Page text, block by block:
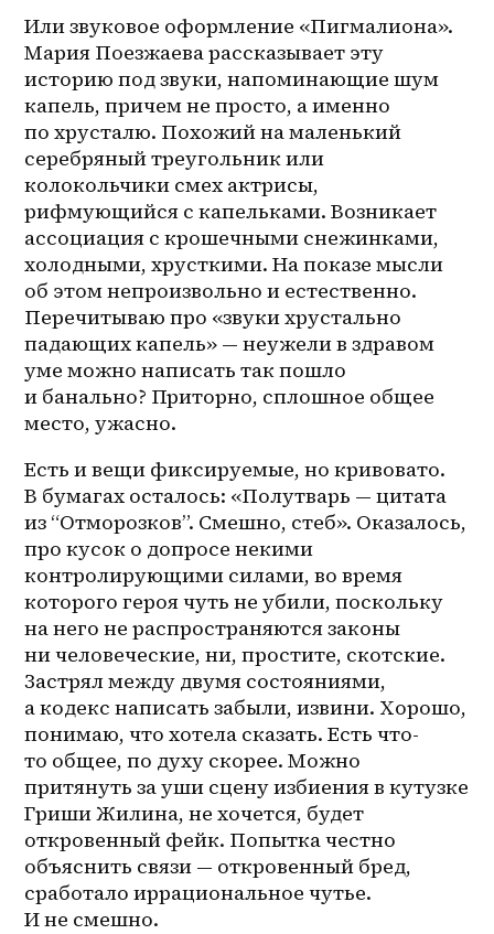
Или звуковое оформление «Пигмалиона».
Мария Поезжаева рассказывает эту
историю под звуки, напоминающие шум
капель, причем не просто, а именно
по хрусталю. Похожий на маленький
серебряный треугольник или
колокольчики смех актрисы,
рифмующийся с капельками. Возникает
ассоциация с крошечными снежинками,
холодными, хрусткими. На показе мысли
об этом непроизвольно и естественно.
Перечитываю про «звуки хрустально
падающих капель» — неужели в здравом
уме можно написать так пошло
и банально? Приторно, сплошное общее
место, ужасно.
Есть и вещи фиксируемые, но кривовато.
В бумагах осталось: «Полутварь — цитата
из “Отморозков”. Смешно, стеб». Оказалось,
про кусок о допросе некими
контролирующими силами, во время
которого героя чуть не убили, поскольку
на него не распространяются законы
ни человеческие, ни, простите, скотские.
Застрял между двумя состояниями,
а кодекс написать забыли, извини. Хорошо,
понимаю, что хотела сказать. Есть что-
то общее, по духу скорее. Можно
притянуть за уши сцену избиения в кутузке
Гриши Жилина, не хочется, будет
откровенный фейк. Попытка честно
объяснить связи — откровенный бред,
сработало иррациональное чутье.
И не смешно.